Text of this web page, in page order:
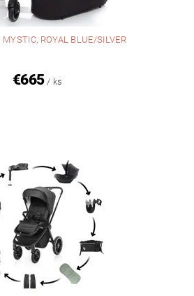
MYSTIC, ROYAL BLUE/SILVER
€665 / ks